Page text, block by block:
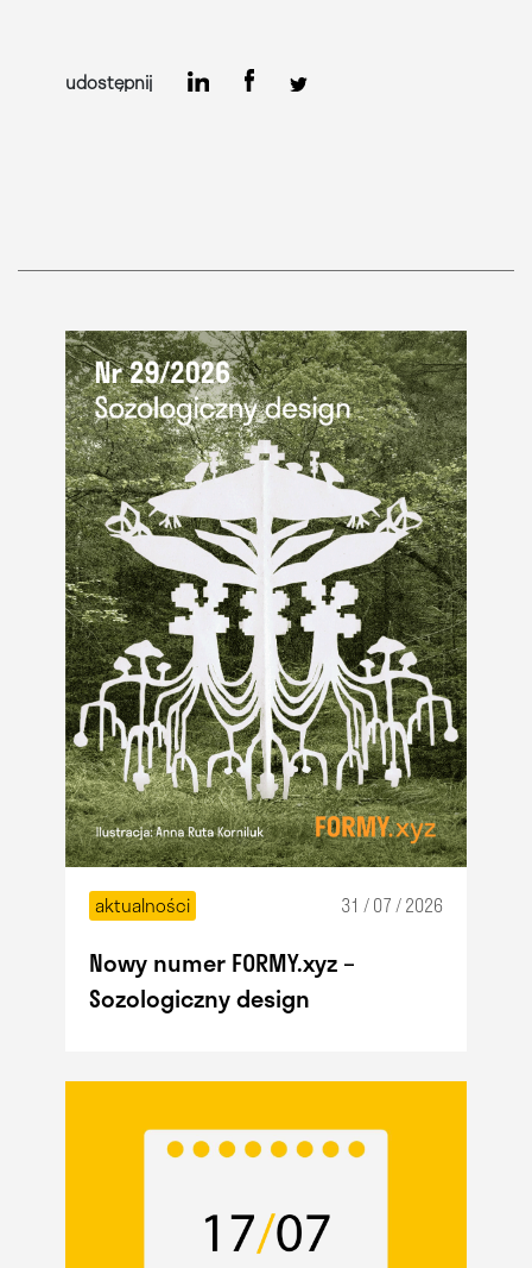
udostępnij
aktualności 31 / 07 / 2026
Nowy numer FORMY.xyz –
Sozologiczny design